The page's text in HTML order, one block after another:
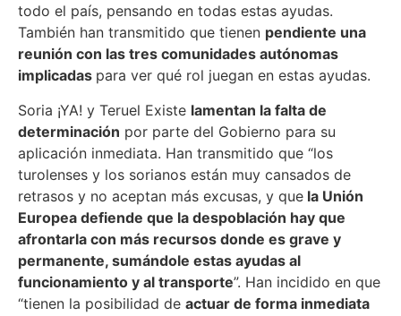
todo el país, pensando en todas estas ayudas.
También han transmitido que tienen pendiente una
reunión con las tres comunidades autónomas
implicadas para ver qué rol juegan en estas ayudas.
Soria ¡YA! y Teruel Existe lamentan la falta de
determinación por parte del Gobierno para su
aplicación inmediata. Han transmitido que “los
turolenses y los sorianos están muy cansados de
retrasos y no aceptan más excusas, y que la Unión
Europea defiende que la despoblación hay que
afrontarla con más recursos donde es grave y
permanente, sumándole estas ayudas al
funcionamiento y al transporte”. Han incidido en que
“tienen la posibilidad de actuar de forma inmediata